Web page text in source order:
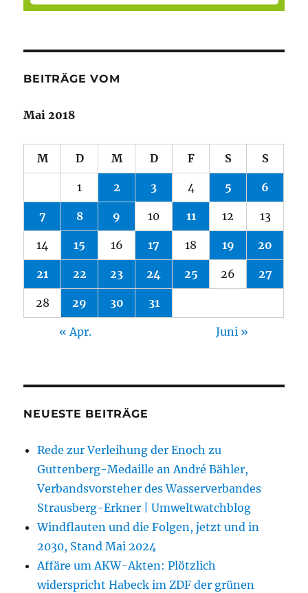
BEITRÄGE VOM
Mai 2018
M D M D F S S
1 2 3 4 5 6
7 8 9 10 11 12 13
14 15 16 17 18 19 20
21 22 23 24 25 26 27
28 29 30 31
« Apr. Juni »
NEUESTE BEITRÄGE
Rede zur Verleihung der Enoch zu
Guttenberg-Medaille an André Bähler,
Verbandsvorsteher des Wasserverbandes
Strausberg-Erkner | Umweltwatchblog
Windflauten und die Folgen, jetzt und in
2030, Stand Mai 2024
Affäre um AKW-Akten: Plötzlich
widerspricht Habeck im ZDF der grünen